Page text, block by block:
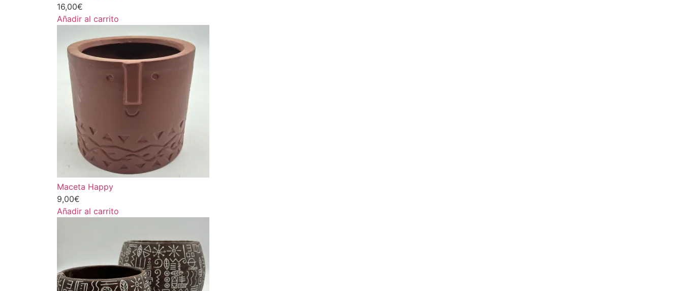
16,00€
Añadir al carrito
Maceta Happy
9,00€
Añadir al carrito